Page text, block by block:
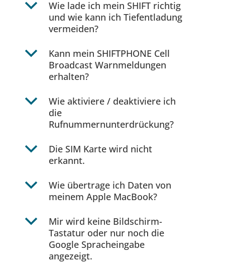
b
Wie lade ich mein SHIFT richtig
und wie kann ich Tiefentladung
vermeiden?
b
Kann mein SHIFTPHONE Cell
Broadcast Warnmeldungen
erhalten?
b
Wie aktiviere / deaktiviere ich
die
Rufnummernunterdrückung?
b
Die SIM Karte wird nicht
erkannt.
b
Wie übertrage ich Daten von
meinem Apple MacBook?
b
Mir wird keine Bildschirm-
Tastatur oder nur noch die
Google Spracheingabe
angezeigt.